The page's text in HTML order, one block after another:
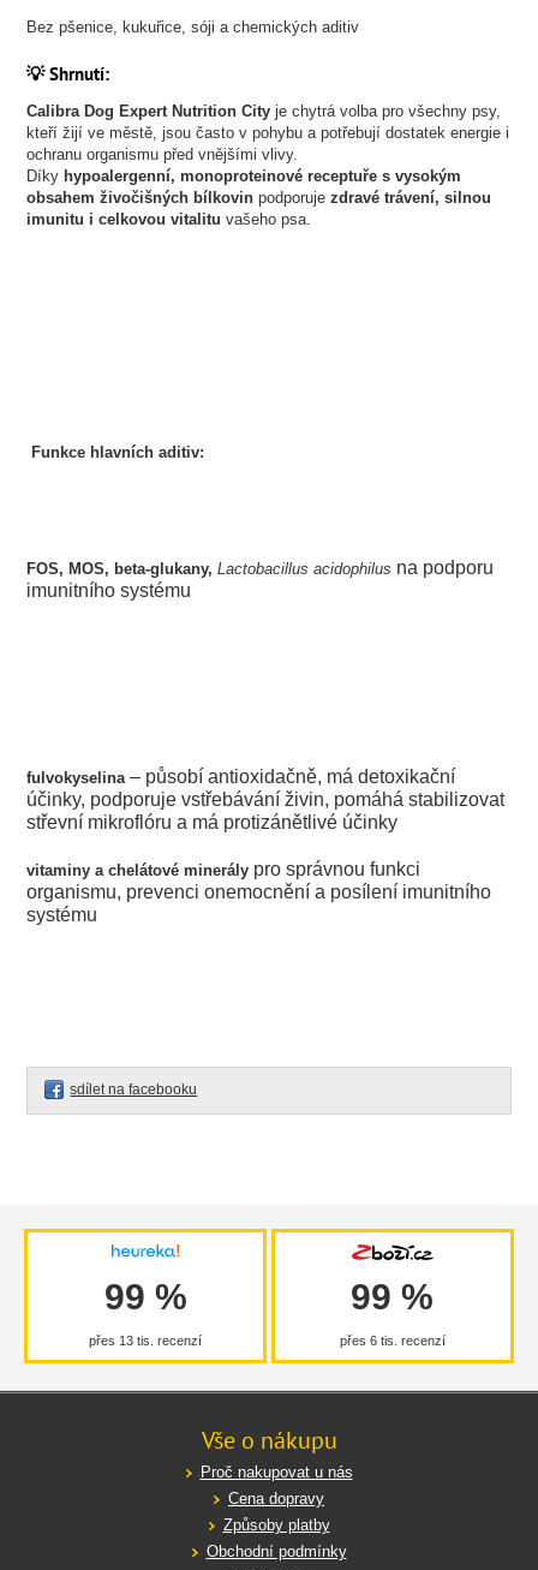
Bez pšenice, kukuřice, sóji a chemických aditiv
💡 Shrnutí:
Calibra Dog Expert Nutrition City je chytrá volba pro všechny psy,
kteří žijí ve městě, jsou často v pohybu a potřebují dostatek energie i
ochranu organismu před vnějšími vlivy.
Díky hypoalergenní, monoproteinové receptuře s vysokým
obsahem živočišných bílkovin podporujezdravé trávení, silnou
imunitu i celkovou vitalitu vašeho psa.
Funkce hlavních aditiv:
FOS, MOS, beta-glukany,Lactobacillus acidophilus na podporu
imunitního systému
fulvokyselina – působí antioxidačně, má detoxikační
účinky, podporuje vstřebávání živin, pomáhá stabilizovat
střevní mikroflóru a má protizánětlivé účinky
vitaminy a chelátové minerály pro správnou funkci
organismu, prevenci onemocnění a posílení imunitního
systému
sdílet na facebooku
99 %
přes 13 tis. recenzí
99 %
přes 6 tis. recenzí
Vše o nákupu
Proč nakupovat u nás
Cena dopravy
Způsoby platby
Obchodní podmínky